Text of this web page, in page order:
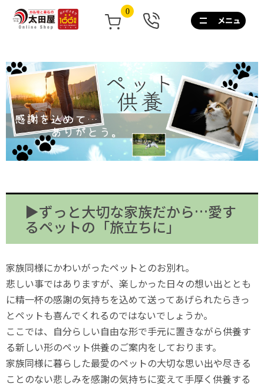
0
0120-
267-
話
無
料
10:00~17:00/
日
祝
も
▶ずっと大切な家族だから…愛す
るペットの「旅立ちに」
家族同様にかわいがったペットとのお別れ。
悲しい事ではありますが、楽しかった日々の想い出ととも
に精一杯の感謝の気持ちを込めて送ってあげられたらきっ
とペットも喜んでくれるのではないでしょうか。
ここでは、自分らしい自由な形で手元に置きながら供養す
る新しい形のペット供養のご案内をしております。
家族同様に暮らした最愛のペットの大切な思い出や尽きる
ことのない悲しみを感謝の気持ちに変えて手厚く供養する